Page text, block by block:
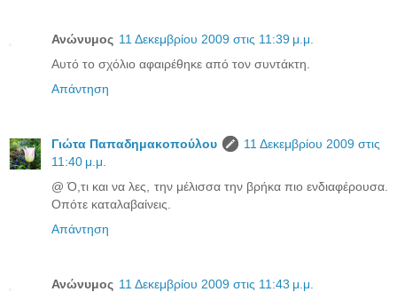
Ανώνυμος 11 Δεκεμβρίου 2009 στις 11:39 μ.μ.
Αυτό το σχόλιο αφαιρέθηκε από τον συντάκτη.
Απάντηση
Γιώτα Παπαδημακοπούλου
11 Δεκεμβρίου 2009 στις
11:40 μ.μ.
@ Ό,τι και να λες, την μέλισσα την βρήκα πιο ενδιαφέρουσα.
Οπότε καταλαβαίνεις.
Απάντηση
Ανώνυμος 11 Δεκεμβρίου 2009 στις 11:43 μ.μ.